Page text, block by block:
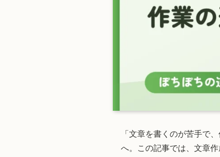
「文章を書くのが苦手で
へ。この記事では、文章